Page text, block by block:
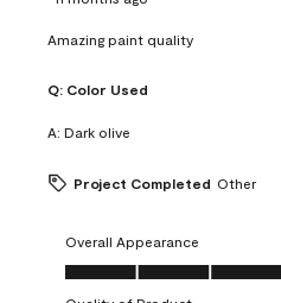
Amazing paint quality
Q: Color Used
A: Dark olive
Project Completed Other
Overall Appearance
Overall Appearance, 5.0 out of 5